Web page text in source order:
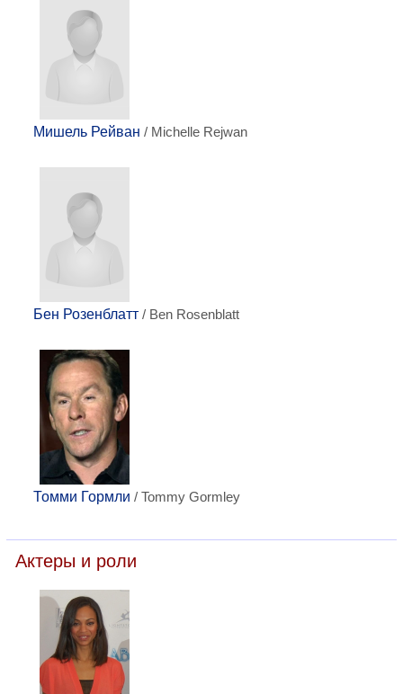
Мишель Рейван / Michelle Rejwan
Бен Розенблатт / Ben Rosenblatt
Томми Гормли / Tommy Gormley
Актеры и роли